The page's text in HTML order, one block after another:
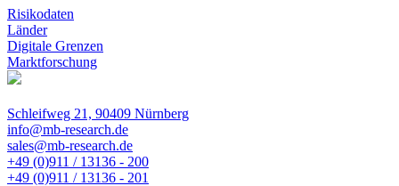
Risikodaten
Länder
Digitale Grenzen
Marktforschung
Schleifweg 21, 90409 Nürnberg
info@mb-research.de
sales@mb-research.de
+49 (0)911 / 13136 - 200
+49 (0)911 / 13136 - 201